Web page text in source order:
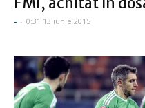
- - 0:31 13 iunie 2015